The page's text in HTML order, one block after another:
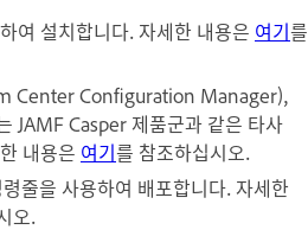
여 설치합니다. 자세한 내용은 여기를
Center Configuration Manager),
JAMF Casper 제품군과 같은 타사
내용은 여기를 참조하십시오.
줄을 사용하여 배포합니다. 자세한
오.